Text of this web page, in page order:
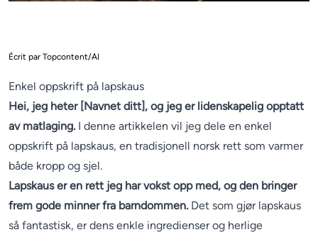
Écrit par Topcontent/AI
Enkel oppskrift på lapskaus
Hei, jeg heter [Navnet ditt], og jeg er lidenskapelig opptatt
av matlaging. I denne artikkelen vil jeg dele en enkel
oppskrift på lapskaus, en tradisjonell norsk rett som varmer
både kropp og sjel.
Lapskaus er en rett jeg har vokst opp med, og den bringer
frem gode minner fra barndommen. Det som gjør lapskaus
så fantastisk, er dens enkle ingredienser og herlige